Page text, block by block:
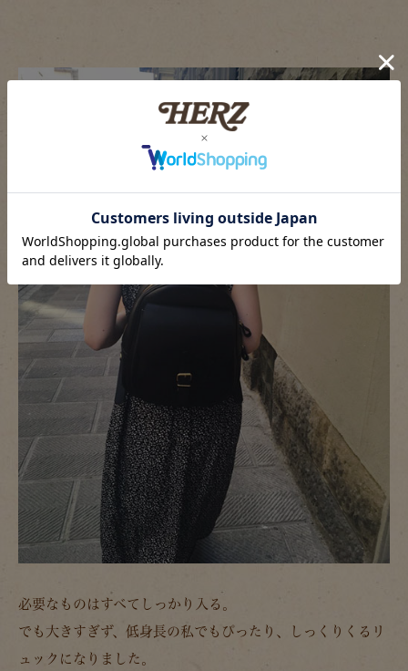
必要なものはすべてしっかり入る。
でも大きすぎず、低身長の私でもぴったり、しっくりくるリ
ュックになりました。